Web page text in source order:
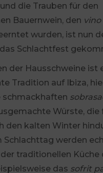
die Trauben für den
Bauernwein, den vino
wurden, ist nun
Schlachtfest
der Hausschweine ist
Tradition auf Ibiza,
schmackhaften
Würste, die
den kalten Winter
Schlachttag werden
traditionellen Küche
das sofrit